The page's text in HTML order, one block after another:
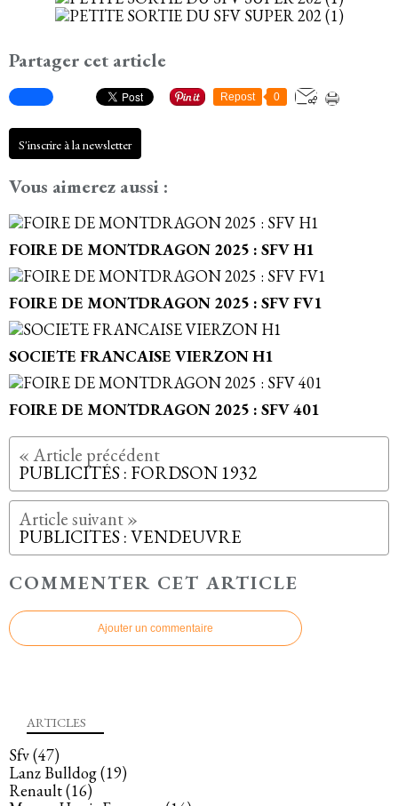
Partager cet article
Repost 0
S'inscrire à la newsletter
Vous aimerez aussi :
FOIRE DE MONTDRAGON 2025 : SFV H1
FOIRE DE MONTDRAGON 2025 : SFV FV1
SOCIETE FRANCAISE VIERZON H1
FOIRE DE MONTDRAGON 2025 : SFV 401
PUBLICITÉS : FORDSON 1932
PUBLICITES : VENDEUVRE
COMMENTER CET ARTICLE
Ajouter un commentaire
ARTICLES
Sfv(47)
Lanz Bulldog(19)
Renault(16)